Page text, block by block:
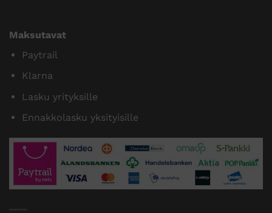
Maksutavat
Paytrail
Klarna
Lasku yrityksille
Ennakkolasku yksityisille